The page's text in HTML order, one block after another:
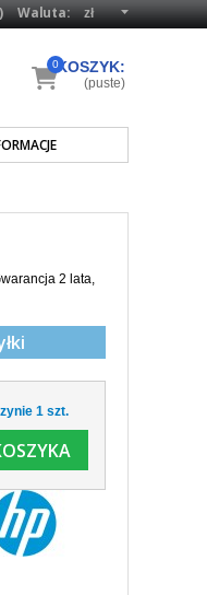
Waluta:
KOSZYK:
0
(puste)
2 lata,
1 szt.